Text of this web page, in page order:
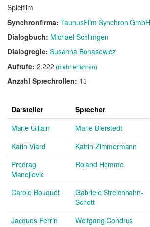
Spielfilm
Synchronfirma: TaunusFilm Synchron GmbH
Dialogbuch: Michael Schlimgen
Dialogregie: Susanna Bonasewicz
Aufrufe: 2.222 (mehr erfahren)
Anzahl Sprechrollen: 13
Darsteller Sprecher
Marie Gillain
Marie Bierstedt
Karin Viard
Katrin Zimmermann
Predrag
Manojlovic
Roland Hemmo
Carole Bouquet
Gabriele Streichhahn-
Schott
Jacques Perrin Wolfgang Condrus